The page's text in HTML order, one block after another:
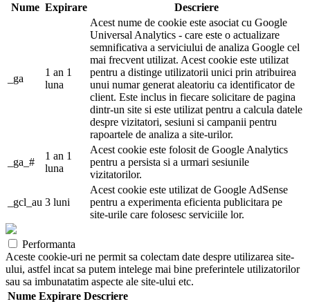
Nume Expirare Descriere
_ga
1 an 1
luna
Acest nume de cookie este asociat cu Google
Universal Analytics - care este o actualizare
semnificativa a serviciului de analiza Google cel
mai frecvent utilizat. Acest cookie este utilizat
pentru a distinge utilizatorii unici prin atribuirea
unui numar generat aleatoriu ca identificator de
client. Este inclus in fiecare solicitare de pagina
dintr-un site si este utilizat pentru a calcula datele
despre vizitatori, sesiuni si campanii pentru
rapoartele de analiza a site-urilor.
_ga_#
1 an 1
luna
Acest cookie este folosit de Google Analytics
pentru a persista si a urmari sesiunile
vizitatorilor.
_gcl_au 3 luni
Acest cookie este utilizat de Google AdSense
pentru a experimenta eficienta publicitara pe
site-urile care folosesc serviciile lor.
Performanta
Aceste cookie-uri ne permit sa colectam date despre utilizarea site-
ului, astfel incat sa putem intelege mai bine preferintele utilizatorilor
sau sa imbunatatim aspecte ale site-ului etc.
Nume Expirare Descriere